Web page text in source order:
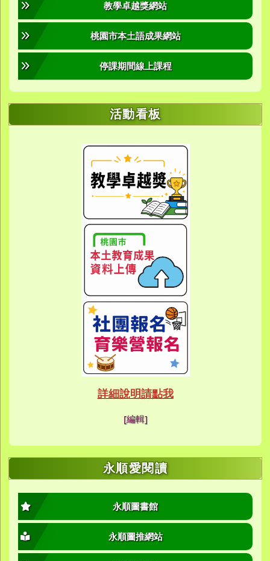
教學卓越獎網站
桃園市本土語成果網站
停課期間線上課程
活動看板
link to https://
link to https://
link to https://
link to https://sites.google.com/
link to https://sites.google.com/
link to https://
link to https://
link to https://
link to https://
link to https://
link to https://10000.gov.tw/
link to https://
link to https://
link to https://
link to https://
link to https://
link to https://
link to https://
link to https://
link to https://
link to https://
link to https://
link to https://
link to https://
link to https://
link to https://
link to https://
link to https://
link to https://
link to https://
link to https://
link to https://
link to https://
link to https://
link to https://
link to https://
link to https://
link to https://
link to https://
link to https://
link to https://
link to https://
link to https://
link to https://
link to https://
link to https://
link to https://
link to https://
link to https://
link to https://
link to https://
link to https://
link to https://
link to https://
link to https://
link to https://
link to https://
link to https://
link to https://
link to https://
link to https://
link to https://
link to https://
link to https://
link to https://
link to https://
link to https://
link to https://
link to https://
link to https://
link to https://
ink to https://forms.gle/
詳細說明請點我
link to https://
[編輯]
永順愛閱讀
永順圖書館
永順圖推網站